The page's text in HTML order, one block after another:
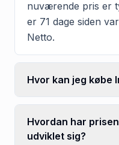
nuværende pris er
er 71 dage siden
Netto.
Hvor kan jeg købe
Hvordan har
udviklet sig?